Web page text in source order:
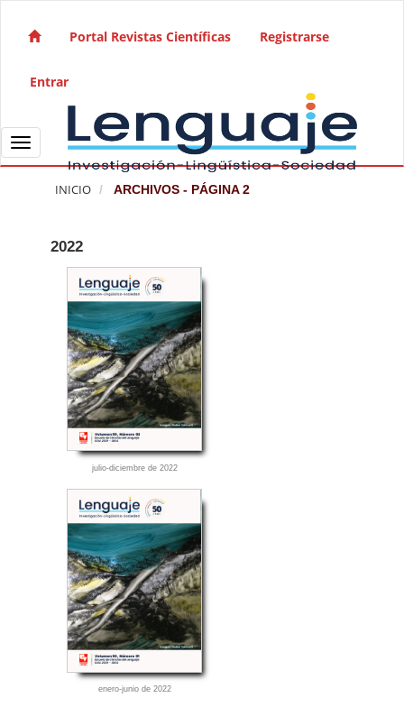
Navegación principal
Barra lateral
Portal Revistas Científicas Registrarse
Entrar
Toggle navigation
INICIO ARCHIVOS - PÁGINA 2
2022
julio-diciembre de 2022
enero-junio de 2022